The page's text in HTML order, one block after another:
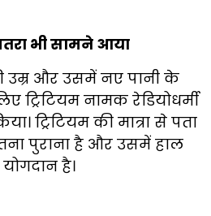
भी सामने आया
उम्र और उसमें नए पानी के
ट्रिटियम नामक रेडियोधर्मी
ट्रिटियम की मात्रा से पता
पुराना है और उसमें हाल
है।